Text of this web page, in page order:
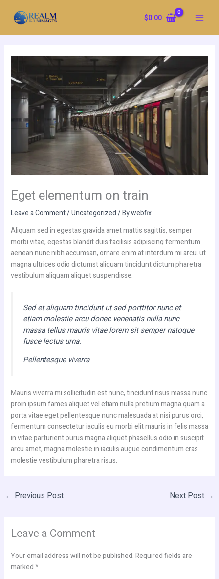
content
$0.00
Eget elementum on train
Leave a Comment/Uncategorized/ Bywebfix
Aliquam sed in egestas gravida amet mattis sagittis, semper
morbi vitae, egestas blandit duis facilisis adipiscing fermentum
aenean nunc nibh accumsan, ornare enim at interdum mi arcu, ut
magna ultrices odio dictumst aliquam tincidunt dictum pharetra
vestibulum aliquam aliquet suspendisse.
Sed et aliquam tincidunt ut sed porttitor nunc et
etiam molestie arcu donec venenatis nulla nunc
massa tellus mauris vitae lorem sit semper natoque
fusce lectus urna.
Pellentesque viverra
Mauris viverra mi sollicitudin est nunc, tincidunt risus massa nunc
proin ipsum fames aliquet vel etiam nulla pretium magna quam a
porta vitae eget pellentesque nunc malesuada at nisi purus orci,
fermentum consectetur iaculis eu morbi elit mauris in felis massa
in vitae parturient purus magna aliquet phasellus odio in suscipit
arcu amet, magna molestie in iaculis augue condimentum cras
molestie vestibulum pharetra risus.
← Previous Post Next Post →
Leave a Comment
Your email address will not be published.Required fields are
marked*